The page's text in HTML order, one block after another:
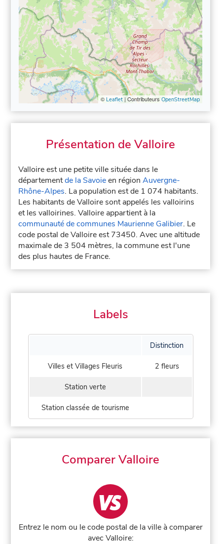
© Leaflet| Contributeurs OpenStreetMap
Présentation de Valloire
Valloire est une petite ville située dans le
départementde la Savoieen régionAuvergne-
Rhône-Alpes. La population est de 1 074 habitants.
Les habitants de Valloire sont appelés les valloirins
et les valloirines. Valloire appartient à la
communauté de communes Maurienne Galibier. Le
code postal de Valloire est 73450. Avec une altitude
maximale de 3 504 mètres, la commune est l'une
des plus hautes de France.
Labels
Distinction
Villes et Villages Fleuris 2 fleurs
Station verte
Station classée de tourisme
Comparer Valloire
Entrez le nom ou le code postal de la ville à comparer
avec Valloire: